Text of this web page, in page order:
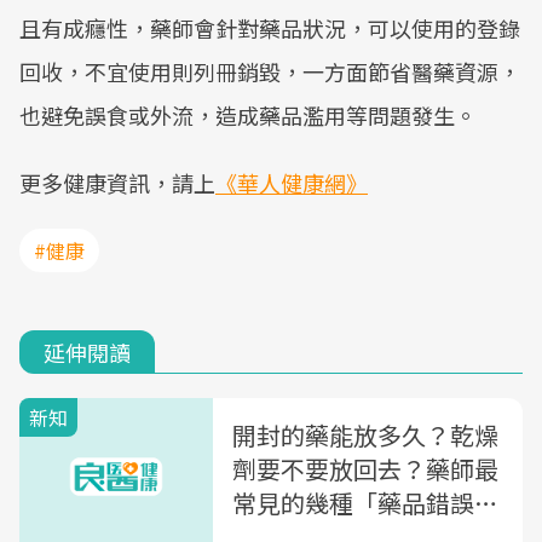
且有成癮性，藥師會針對藥品狀況，可以使用的登錄
回收，不宜使用則列冊銷毀，一方面節省醫藥資源，
也避免誤食或外流，造成藥品濫用等問題發生。
更多健康資訊，請上 《華人健康網》
#健康
延伸閱讀
新知
開封的藥能放多久？乾燥
劑要不要放回去？藥師最
常見的幾種「藥品錯誤保